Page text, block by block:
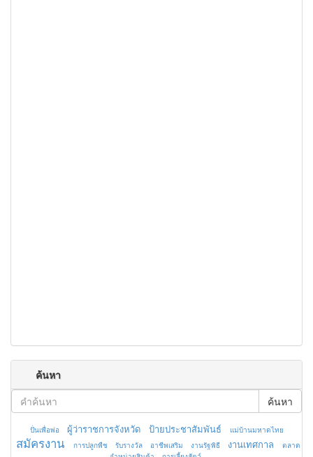
ค้นหา
ค้นหา
ปั่นเพื่อพ่อ ผู้ว่าราชการจังหวัด ป้ายประชาสัมพันธ์ แม่บ้านมหาดไทย
สมัครงาน การปลูกพืช รับรางวัล อาชีพเสริม งานรัฐพิธี งานเทศกาล
ตลาด